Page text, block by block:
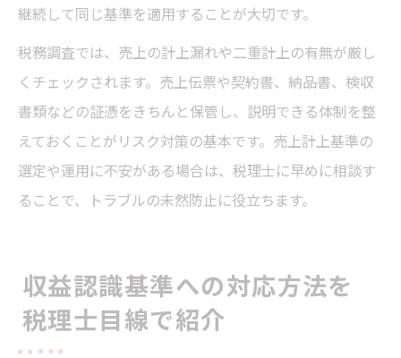
継続して同じ基準を適用することが大切です。
税務調査では、売上の計上漏れや二重計上の有無が厳し
くチェックされます。売上伝票や契約書、納品書、検収
書類などの証憑をきちんと保管し、説明できる体制を整
えておくことがリスク対策の基本です。売上計上基準の
選定や運用に不安がある場合は、税理士に早めに相談す
ることで、トラブルの未然防止に役立ちます。
収益認識基準への対応方法を
税理士目線で紹介